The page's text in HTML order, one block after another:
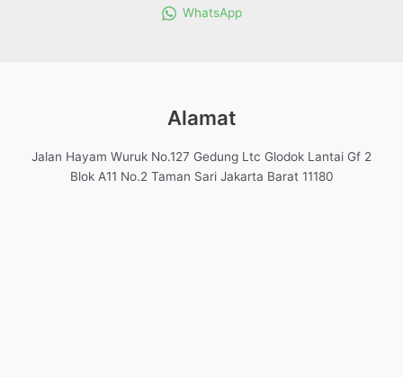
WhatsApp
Alamat
Jalan Hayam Wuruk No.127 Gedung Ltc Glodok Lantai Gf 2
Blok A11 No.2 Taman Sari Jakarta Barat 11180